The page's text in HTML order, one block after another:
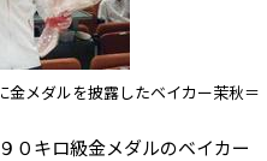
メダルを披露したベイカー茉秋＝
０キロ級金メダルのベイカー